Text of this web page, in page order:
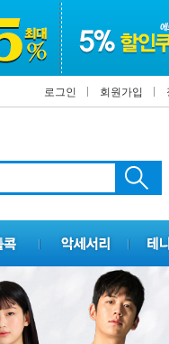
로그인 회원가입